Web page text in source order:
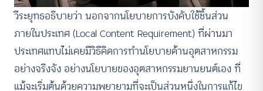
วีระยุทธอธิบายว่า นอกจากนโยบายการบังคับใช้ชิ้นส่วน
ภายในประเทศ (Local Content Requirement) ที่ผ่านมา
ประเทศแทบไม่เคยมีวิธีคิดการทำนโยบายด้านอุตสาหกรรม
อย่างจริงจัง อย่างนโยบายของอุตสาหกรรมยานยนต์เอง ที่
แม้จะเริ่มต้นด้วยความพยายามที่จะเป็นส่วนหนึ่งในการแก้ไข
ปิด Protan Deutan Tritan
คอนทราสต์สูง
โหมดขาวดำ